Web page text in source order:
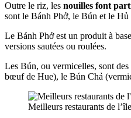
Outre le riz, les nouilles font
sont le Bánh Phở, le Bún et le
Le Bánh Phở est un produit à
versions sautées ou roulées.
Les Bún, ou vermicelles, sont des
bœuf de Hue), le Bún Chả
Meilleurs restaurants de